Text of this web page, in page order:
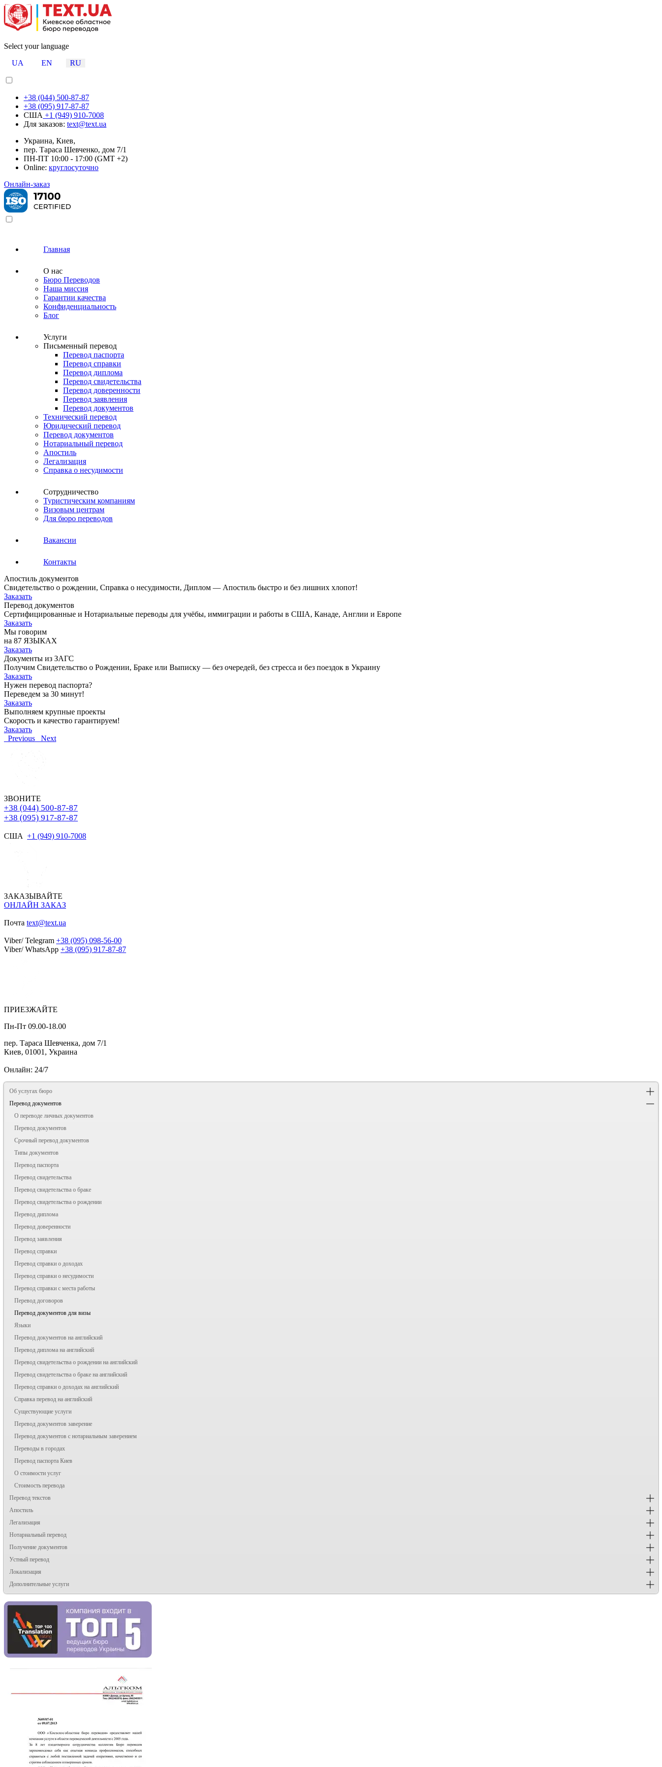
Select your language
UA
EN RU
+38 (044) 500-87-87
+38 (095) 917-87-87
США +1 (949) 910-7008
Для заказов: text@text.ua
Украина, Киев,
пер. Тараса Шевченко, дом 7/1
ПН-ПТ 10:00 - 17:00 (GMT +2)
Online: круглосуточно
Онлайн-заказ
Главная
О нас
Бюро Переводов
Наша миссия
Гарантии качества
Конфиденциальность
Блог
Услуги
Письменный перевод
Перевод паспорта
Перевод справки
Перевод диплома
Перевод свидетельства
Перевод доверенности
Перевод заявления
Перевод документов
Технический перевод
Юридический перевод
Перевод документов
Нотариальный перевод
Апостиль
Легализация
Справка о несудимости
Сотрудничество
Туристическим компаниям
Визовым центрам
Для бюро переводов
Вакансии
Контакты
Апостиль документов
Свидетельство о рождении, Справка о несудимости, Диплом — Апостиль быстро и без лишних хлопот!
Заказать
Перевод документов
Сертифицированные и Нотариальные переводы для учёбы, иммиграции и работы в США, Канаде, Англии и Европе
Заказать
Мы говорим
на 87 ЯЗЫКАХ
Заказать
Документы из ЗАГС
Получим Свидетельство о Рождении, Браке или Выписку — без очередей, без стресса и без поездок в Украину
Заказать
Нужен перевод паспорта?
Переведем за 30 минут!
Заказать
Выполняем крупные проекты
Скорость и качество гарантируем!
Заказать
Previous
Next
ЗВОНИТЕ
+38 (044) 500-87-87
+38 (095) 917-87-87
США +1 (949) 910-7008
ЗАКАЗЫВАЙТЕ
ОНЛАЙН ЗАКАЗ
Почта text@text.ua
Viber/ Telegram +38 (095) 098-56-00
Viber/ WhatsApp +38 (095) 917-87-87
ПРИЕЗЖАЙТЕ
Пн-Пт 09.00-18.00
пер. Тараса Шевченка, дом 7/1
Киев, 01001, Украина
Онлайн: 24/7
Об услугах бюро
Перевод документов
О переводе личных документов
Перевод документов
Срочный перевод документов
Типы документов
Перевод паспорта
Перевод свидетельства
Перевод свидетельства о браке
Перевод свидетельства о рождении
Перевод диплома
Перевод доверенности
Перевод заявления
Перевод справки
Перевод справки о доходах
Перевод справки о несудимости
Перевод справки с места работы
Перевод договоров
Перевод документов для визы
Языки
Перевод документов на английский
Перевод диплома на английский
Перевод свидетельства о рождении на английский
Перевод свидетельства о браке на английский
Перевод справки о доходах на английский
Справка перевод на английский
Существующие услуги
Перевод документов заверение
Перевод документов с нотариальным заверением
Переводы в городах
Перевод паспорта Киев
О стоимости услуг
Стоимость перевода
Перевод текстов
Апостиль
Легализация
Нотариальный перевод
Получение документов
Устный перевод
Локализация
Дополнительные услуги